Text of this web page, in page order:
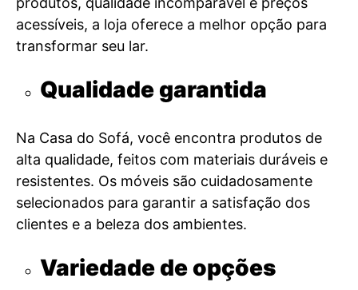
acessíveis, a loja oferece a melhor opção para
transformar seu lar.
Qualidade garantida
Na Casa do Sofá, você encontra produtos de
alta qualidade, feitos com materiais duráveis e
resistentes. Os móveis são cuidadosamente
selecionados para garantir a satisfação dos
clientes e a beleza dos ambientes.
Variedade de opções